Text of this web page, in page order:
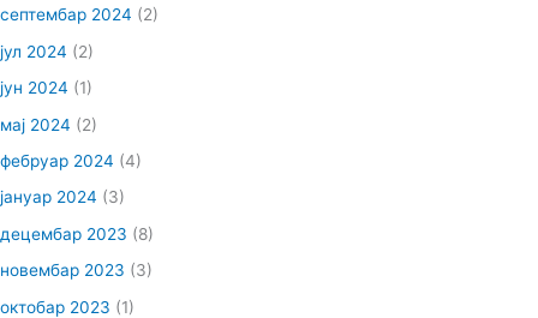
септембар 2024 (2)
јул 2024 (2)
јун 2024 (1)
мај 2024 (2)
фебруар 2024 (4)
јануар 2024 (3)
децембар 2023 (8)
новембар 2023 (3)
октобар 2023 (1)